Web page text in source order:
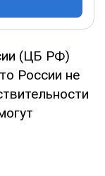
(ЦБ РФ)
России не